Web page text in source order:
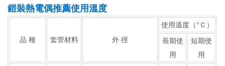
鎧裝熱電偶推薦使用溫度
品 種 套管材料 外 徑
使用溫度（°Ｃ）
長期使
用
短期使
用